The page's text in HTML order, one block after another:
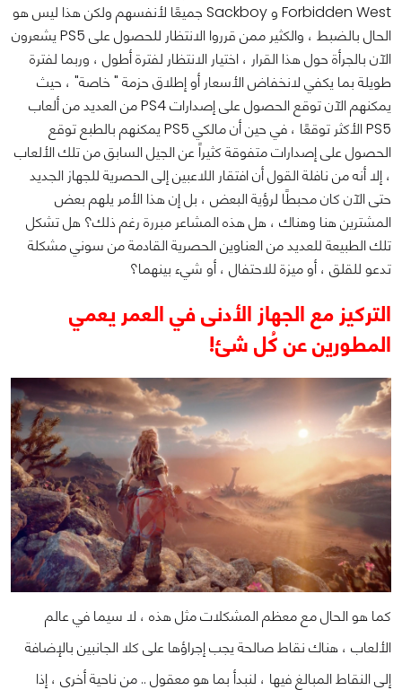
Forbidden West و Sackboy جميعًا لأنفسهم ولكن هذا ليس هو
الحال بالضبط ، والكثير ممن قرروا الانتظار للحصول على PS5 يشعرون
الآن بالجرأة حول هذا القرار ، اختيار الانتظار لفترة أطول ، وربما لفترة
طويلة بما يكفي لانخفاض الأسعار أو إطلاق حزمة " خاصة" ، حيث
يمكنهم الآن توقع الحصول على إصدارات PS4 من العديد من ألعاب
PS5 الأكثر توقعًا ، في حين أن مالكي PS5 يمكنهم بالطبع توقع
الحصول على إصدارات متفوقة كثيراً عن الجيل السابق من تلك الألعاب
، إلا أنه من نافلة القول أن افتقار اللاعبين إلى الحصرية للجهاز الجديد
حتى الآن كان محبطًا لرؤية البعض ، بل إن هذا الأمر يلهم بعض
المشترين هنا وهناك ، هل هذه المشاعر مبررة رغم ذلك؟ هل تشكل
تلك الطبيعة للعديد من العناوين الحصرية القادمة من سوني مشكلة
تدعو للقلق ، أو ميزة للاحتفال ، أو شيء بينهما؟
التركيز مع الجهاز الأدنى في العمر يعمي
المطورين عن كُل شئ!
كما هو الحال مع معظم المشكلات مثل هذه ، لا سيما في عالم
الألعاب ، هناك نقاط صالحة يجب إجراؤها على كلا الجانبين بالإضافة
إلى النقاط المبالغ فيها ، لنبدأ بما هو معقول .. من ناحية أخرى ، إذا